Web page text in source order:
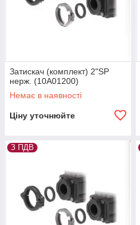
Затискач (комплект) 2"SP
нерж. (10A01200)
Немає в наявності
Ціну уточнюйте
З ПДВ